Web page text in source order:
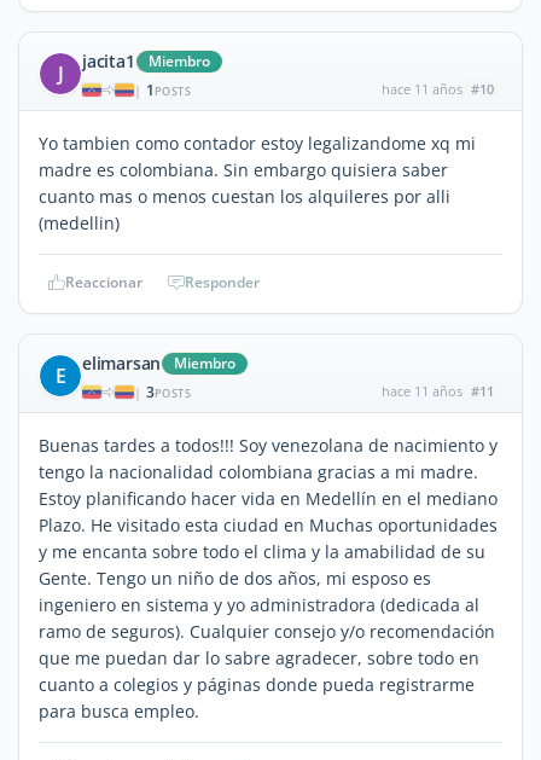
J jacita1 Miembro
| 1 POSTS hace 11 años #10
Yo tambien como contador estoy legalizandome xq mi
madre es colombiana. Sin embargo quisiera saber
cuanto mas o menos cuestan los alquileres por alli
(medellin)
Reaccionar Responder
E elimarsan Miembro
| 3POSTS hace 11 años #11
Buenas tardes a todos!!! Soy venezolana de nacimiento y
tengo la nacionalidad colombiana gracias a mi madre.
Estoy planificando hacer vida en Medellín en el mediano
Plazo. He visitado esta ciudad en Muchas oportunidades
y me encanta sobre todo el clima y la amabilidad de su
Gente. Tengo un niño de dos años, mi esposo es
ingeniero en sistema y yo administradora (dedicada al
ramo de seguros). Cualquier consejo y/o recomendación
que me puedan dar lo sabre agradecer, sobre todo en
cuanto a colegios y páginas donde pueda registrarme
para busca empleo.